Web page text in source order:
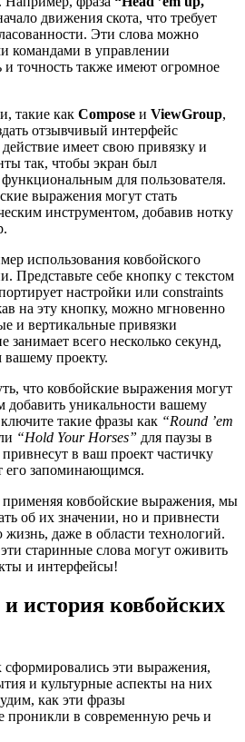
движения скота, что требует
Эти слова можно
командами в управлении
и точность также имеют огромное
такие как Compose и ViewGroup,
отзывчивый интерфейс
имеет свою привязку и
так, чтобы экран был
для пользователя.
выражения могут стать
инструментом, добавив нотку
использования ковбойского
Представьте себе кнопку с текстом
настройки или constraints
на эту кнопку, можно мгновенно
и вертикальные привязки
занимает всего несколько секунд,
проекту.
что ковбойские выражения могут
уникальности вашему
такие фразы как “Round ’em
“Hold Your Horses” для паузы в
в ваш проект частичку
его запоминающимся.
применяя ковбойские выражения, мы
об их значении, но и привнести
даже в области технологий.
старинные слова могут оживить
и интерфейсы!
история ковбойских
сформировались эти выражения,
и культурные аспекты на них
как эти фразы
проникли в современную речь и